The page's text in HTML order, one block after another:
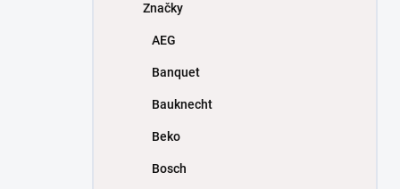
Značky
AEG
Banquet
Bauknecht
Beko
Bosch